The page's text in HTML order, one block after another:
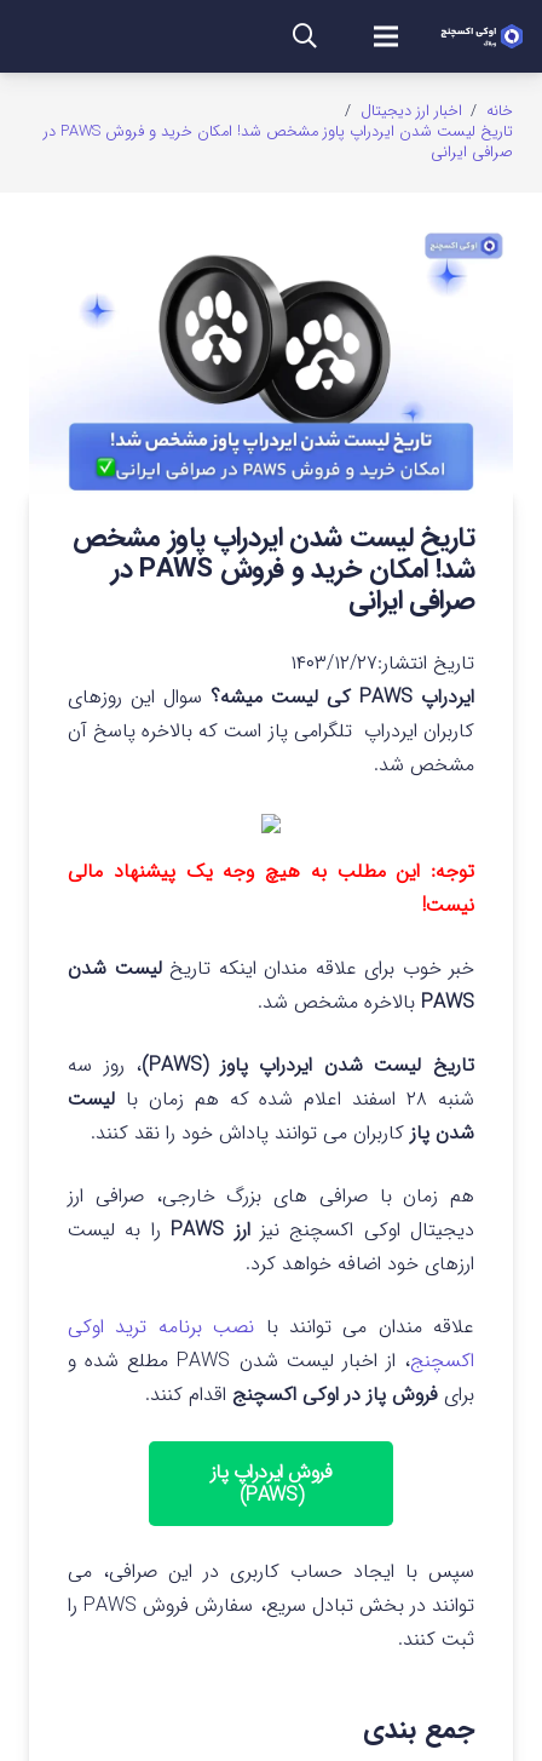
خانه / اخبار ارز دیجیتال /
تاریخ لیست شدن ایردراپ پاوز مشخص شد! امکان خرید و فروش PAWS در
صرافی ایرانی
تاریخ لیست شدن ایردراپ پاوز مشخص
شد! امکان خرید و فروش PAWS در
صرافی ایرانی
تاریخ انتشار:۱۴۰۳/۱۲/۲۷
ایردراپ PAWS کی لیست میشه؟
سوال این روزهای
کاربران ایردراپ تلگرامی پاز است که بالاخره پاسخ آن
مشخص شد.
توجه: این مطلب به هیچ وجه یک پیشنهاد مالی
نیست!
خبر خوب برای علاقه مندان اینکه تاریخ لیست شدن
PAWS بالاخره مشخص شد.
تاریخ لیست شدن ایردراپ پاوز (PAWS)
، روز سه
شنبه ۲۸ اسفند اعلام شده که هم زمان با
لیست
شدن پاز کاربران می توانند پاداش خود را نقد کنند.
هم زمان با صرافی های بزرگ خارجی، صرافی ارز
دیجیتال اوکی اکسچنج نیزارز PAWS
را به لیست
ارزهای خود اضافه خواهد کرد.
علاقه مندان می توانند با نصب برنامه ترید اوکی
اکسچنج
، از اخبار لیست شدن PAWS مطلع شده و
برای فروش پاز در اوکی اکسچنج اقدام کنند.
فروش ایردراپ پاز
(PAWS)
سپس با ایجاد حساب کاربری در این صرافی، می
توانند در بخش تبادل سریع، سفارش فروش PAWS را
ثبت کنند.
جمع بندی